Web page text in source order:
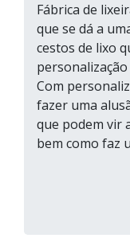
Fábrica de
que se dá a
cestos de lixo
Com
fazer uma
que podem vir
bem como faz